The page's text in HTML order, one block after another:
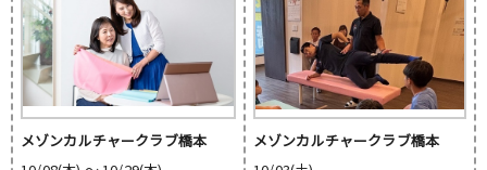
メゾンカルチャークラブ橋本
メゾンカルチャークラブ橋本